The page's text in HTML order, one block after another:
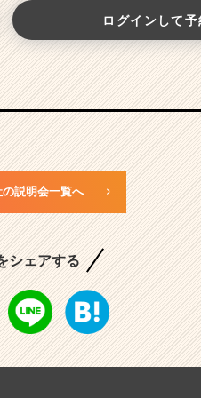
ログインして
の説明会一覧へ
シェアする